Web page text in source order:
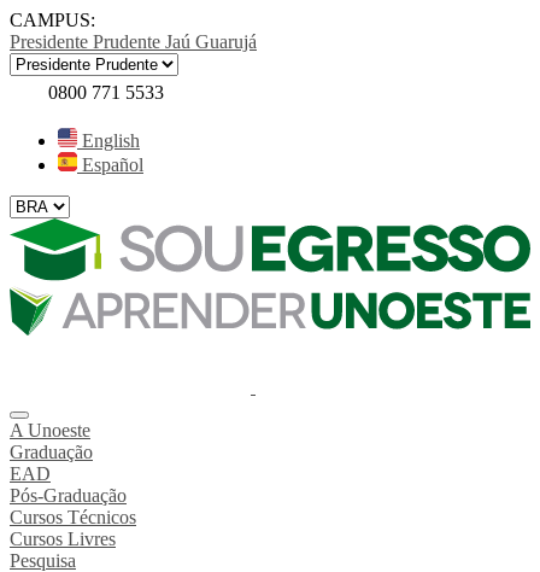
CAMPUS:
Presidente Prudente Jaú Guarujá
0800 771 5533
English
Español
A Unoeste
Graduação
EAD
Pós-Graduação
Cursos Técnicos
Cursos Livres
Pesquisa